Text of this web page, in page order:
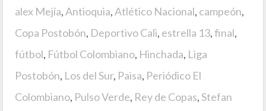
alex Mejía,Antioquia,Atlético Nacional, campeón,
Copa Postobón, Deportivo Cali, estrella 13,final,
fútbol, Fútbol Colombiano, Hinchada, Liga
Postobón, Los del Sur, Paisa, Periódico El
Colombiano, Pulso Verde, Rey de Copas,Stefan